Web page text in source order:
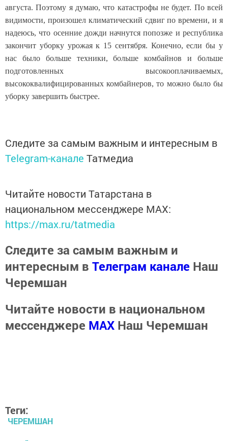
августа. Поэтому я думаю, что катастрофы не будет. По всей
видимости, произошел климатический сдвиг по времени, и я
надеюсь, что осенние дожди начнутся попозже и республика
закончит уборку урожая к 15 сентября. Конечно, если бы у
нас было больше техники, больше комбайнов и больше
подготовленных высокооплачиваемых,
высококвалифицированных комбайнеров, то можно было бы
уборку завершить быстрее.
Следите за самым важным и интересным в
Telegram-канале Татмедиа
Читайте новости Татарстана в
национальном мессенджере MАХ:
https://max.ru/tatmedia
Следите за самым важным и
интересным в Телеграм канале Наш
Черемшан
Читайте новости в национальном
мессенджере MАХ Наш Черемшан
Теги:
ЧЕРЕМШАН